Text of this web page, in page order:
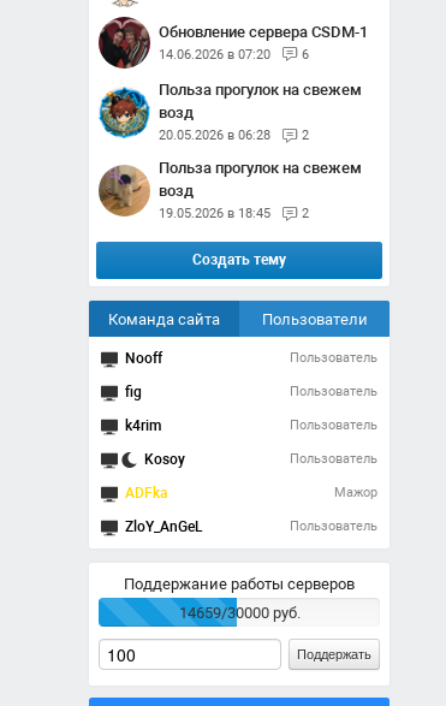
Обновление сервера CSDM-1
14.06.2026 в 07:20 6
Польза прогулок на свежем
возд
20.05.2026 в 06:28 2
Польза прогулок на свежем
возд
19.05.2026 в 18:45 2
Создать тему
Команда сайта Пользователи
Nooff Пользователь
fig Пользователь
k4rim Пользователь
Kosoy Пользователь
ADFka Мажор
ZloY_AnGeL Пользователь
Поддержание работы серверов
14659/30000 руб.
Поддержать